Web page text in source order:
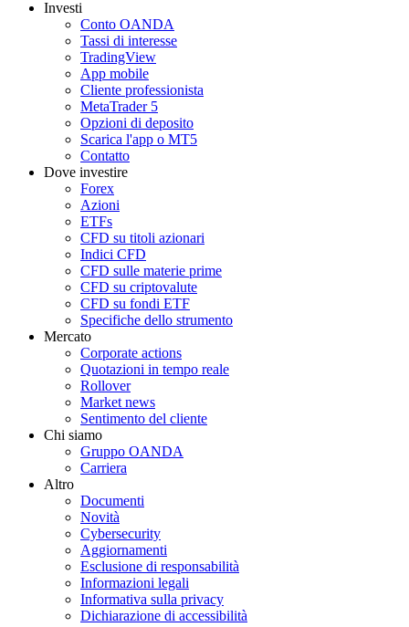
Investi
Conto OANDA
Tassi di interesse
TradingView
App mobile
Cliente professionista
MetaTrader 5
Opzioni di deposito
Scarica l'app o MT5
Contatto
Dove investire
Forex
Azioni
ETFs
CFD su titoli azionari
Indici CFD
CFD sulle materie prime
CFD su criptovalute
CFD su fondi ETF
Specifiche dello strumento
Mercato
Corporate actions
Quotazioni in tempo reale
Rollover
Market news
Sentimento del cliente
Chi siamo
Gruppo OANDA
Carriera
Altro
Documenti
Novità
Cybersecurity
Aggiornamenti
Esclusione di responsabilità
Informazioni legali
Informativa sulla privacy
Dichiarazione di accessibilità